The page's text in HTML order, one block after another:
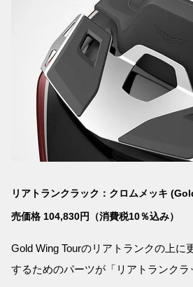
リアトランクラック：クロムメッキ
売価格 104,830円（消費税10％込み）
Gold Wing Tourのリアトランクの上に
するためのパーツが「リアトランクラ